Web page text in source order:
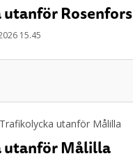
Rosenfors
15.45
utanför Målilla